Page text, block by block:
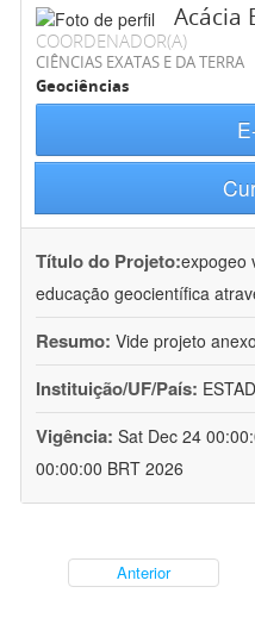
Acácia
COORDENADOR(A)
CIÊNCIAS EXATAS E DA TERRA
Geociências
Título do Projeto:expogeo
educação geocientífica
Resumo: Vide projeto anexo
Instituição/UF/País:
Vigência: Sat Dec 24
00:00:00 BRT 2026
Anterior